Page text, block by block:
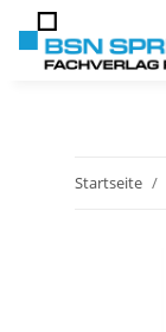
Startseite